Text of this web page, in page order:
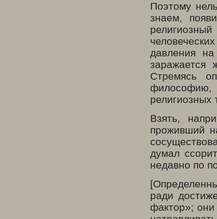
Поэтому
знаем,
давления
заражается
Стремясь
религиозных
Взять,
проживший
думал
недавно по
ради
фактор»; они